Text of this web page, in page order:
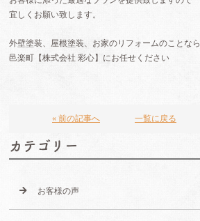
宜しくお願い致します。
外壁塗装、屋根塗装、お家のリフォームのことなら
邑楽町【株式会社 彩心】にお任せください
« 前の記事へ 一覧に戻る
カテゴリー
お客様の声